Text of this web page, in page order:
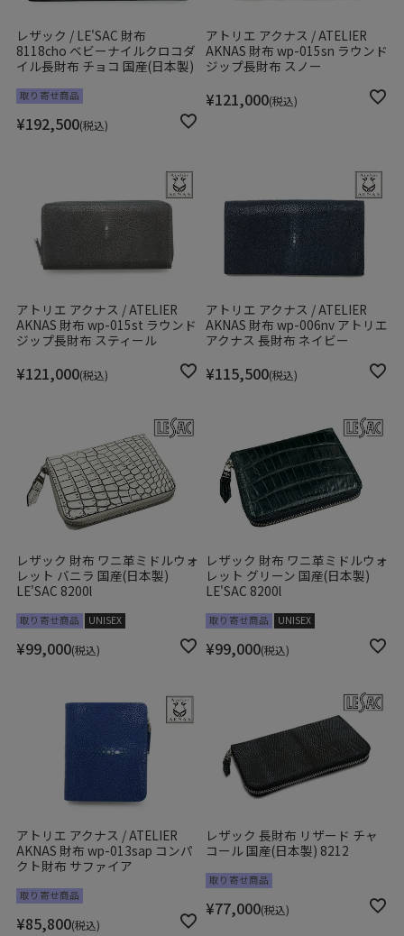
レザック / LE'SAC 財布
8118cho ベビーナイルクロコダ
イル長財布 チョコ 国産(日本製)
取り寄せ商品
¥192,500 税込
アトリエ アクナス / ATELIER
AKNAS 財布 wp-015sn ラウンド
ジップ長財布 スノー
¥121,000 税込
アトリエ アクナス / ATELIER
AKNAS 財布 wp-015st ラウンド
ジップ長財布 スティール
¥121,000 税込
アトリエ アクナス / ATELIER
AKNAS 財布 wp-006nv アトリエ
アクナス 長財布 ネイビー
¥115,500 税込
レザック 財布 ワニ革ミドルウォ
レット バニラ 国産(日本製)
LE'SAC 8200l
取り寄せ商品 UNISEX
¥99,000 税込
レザック 財布 ワニ革ミドルウォ
レット グリーン 国産(日本製)
LE'SAC 8200l
取り寄せ商品 UNISEX
¥99,000 税込
アトリエ アクナス / ATELIER
AKNAS 財布 wp-013sap コンパ
クト財布 サファイア
取り寄せ商品
¥85,800 税込
レザック 長財布 リザード チャ
コール 国産(日本製) 8212
取り寄せ商品
¥77,000 税込